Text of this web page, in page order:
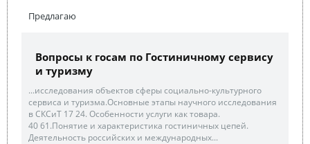
Предлагаю
Вопросы к госам по Гостиничному сервису
и туризму
...исследования объектов сферы социально-культурного
сервиса и туризма.Основные этапы научного исследования
в СКСиТ 17 24. Особенности услуги как товара.
40 61.Понятие и характеристика гостиничных цепей.
Деятельность российских и международных...